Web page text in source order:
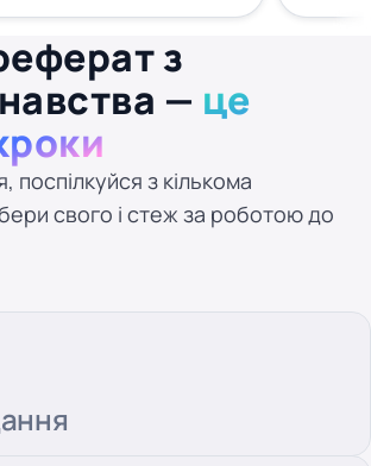
з
— це
з кількома
свого і стеж за роботою до